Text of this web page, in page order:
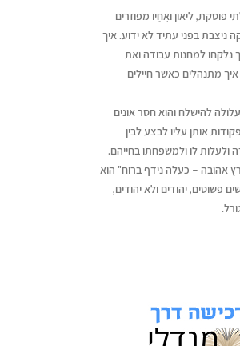
ליאון ואֵחַיו מפוזרים
ניצבת בפני עתיד לא ידוע. איך
נלקחו למחנות עבודה ואת
מתנהלים כאשר חיילים
להישלח והוא חסר אונים
אותן עליו לבצע לבין
ולעלות לו ולמשפחתו בחייהם.
אהובה – כעלה נידף ברוח" הוא
יהודים ולא יהודים,